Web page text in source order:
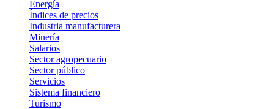
Energía
Índices de precios
Industria manufacturera
Minería
Salarios
Sector agropecuario
Sector público
Servicios
Sistema financiero
Turismo